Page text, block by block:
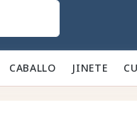
CABALLO 🐎 JINETE 👕